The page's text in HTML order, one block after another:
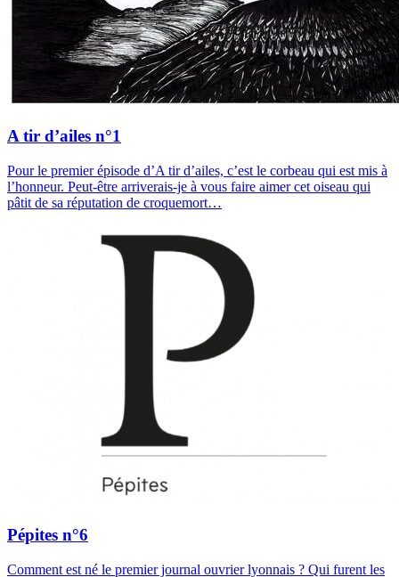
A tir d’ailes n°1
Pour le premier épisode d’A tir d’ailes, c’est le corbeau qui est mis à
l’honneur. Peut-être arriverais-je à vous faire aimer cet oiseau qui
pâtit de sa réputation de croquemort…
Pépites n°6
Comment est né le premier journal ouvrier lyonnais ? Qui furent les